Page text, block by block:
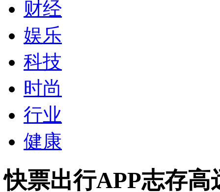
财经
娱乐
科技
时尚
行业
健康
快票出行APP志存高